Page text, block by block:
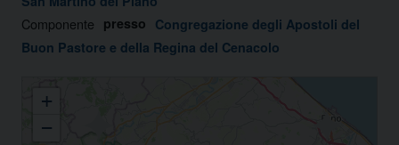
Componente presso Congregazione degli Apostoli del
Buon Pastore e della Regina del Cenacolo
+
−